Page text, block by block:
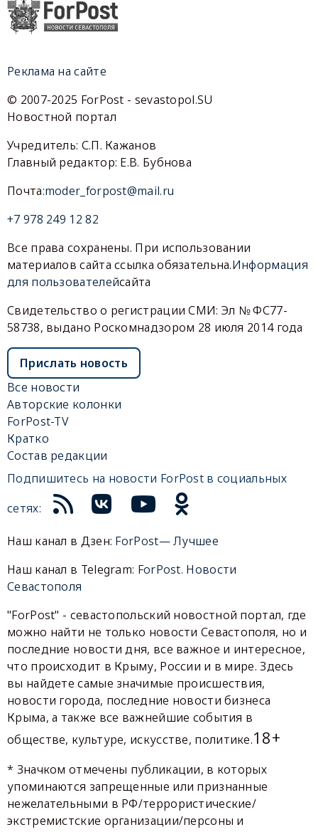
Реклама на сайте
© 2007-2025 ForPost - sevastopol.SU
Новостной портал
Учредитель: С.П. Кажанов
Главный редактор: Е.В. Бубнова
Почта:moder_forpost@mail.ru
+7 978 249 12 82
Все права сохранены. При использовании
материалов сайта ссылка обязательна.Информация
для пользователейсайта
Свидетельство о регистрации СМИ: Эл № ФС77-
58738, выдано Роскомнадзором 28 июля 2014 года
Прислать новость
Все новости
Авторские колонки
ForPost-TV
Кратко
Состав редакции
Подпишитесь на новости ForPost в социальных
сетях:
Наш канал в Дзен: ForPost— Лучшее
Наш канал в Telegram: ForPost. Новости
Севастополя
"ForPost" - севастопольский новостной портал, где
можно найти не только новости Севастополя, но и
последние новости дня, все важное и интересное,
что происходит в Крыму, России и в мире. Здесь
вы найдете самые значимые происшествия,
новости города, последние новости бизнеса
Крыма, а также все важнейшие события в
обществе, культуре, искусстве, политике.18+
* Значком отмечены публикации, в которых
упоминаются запрещенные или признанные
нежелательными в РФ/террористические/
экстремистские организации/персоны и